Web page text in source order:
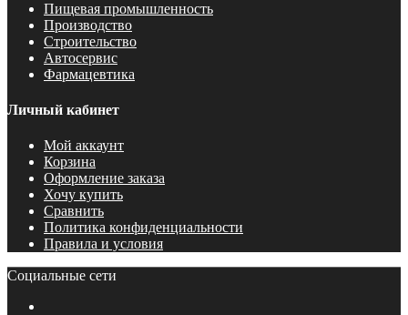
Пищевая промышленность
Производство
Строительство
Автосервис
Фармацевтика
Личный кабинет
Мой аккаунт
Корзина
Оформление заказа
Хочу купить
Сравнить
Политика конфиденциальности
Правила и условия
Социальные сети